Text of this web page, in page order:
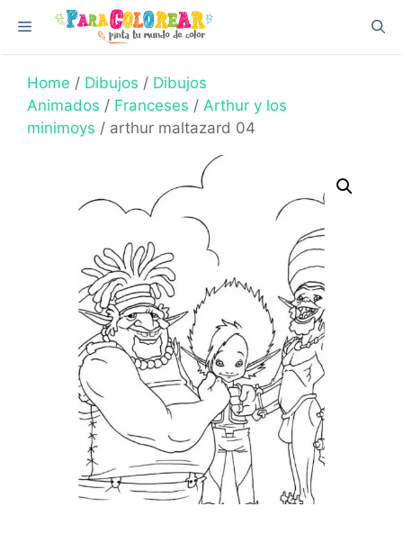
content
Menu
Home / Dibujos / Dibujos
Animados / Franceses / Arthur y los
minimoys / arthur maltazard 04